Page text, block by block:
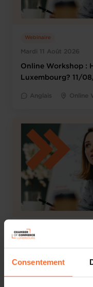
Consentement
Mardi 11 Août 2026
Webinaire
Online Workshop :
Luxembourg? 11/
Anglais Online
Autre
Online Workshop :